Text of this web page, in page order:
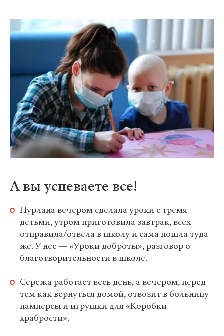
А вы успеваете все!
Нурлана вечером сделала уроки с тремя
детьми, утром приготовила завтрак, всех
отправила/отвела в школу и сама пошла туда
же. У нее — «Уроки доброты», разговор о
благотворительности в школе.
Сережа работает весь день, а вечером, перед
тем как вернуться домой, отвозит в больницу
памперсы и игрушки для «Коробки
храбрости».